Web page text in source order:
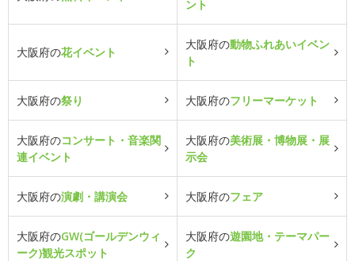
ント
大阪府の花イベント
大阪府の動物ふれあいイベン
ト
大阪府の祭り 大阪府のフリーマーケット
大阪府のコンサート・音楽関
連イベント
大阪府の美術展・博物展・展
示会
大阪府の演劇・講演会 大阪府のフェア
大阪府のGW(ゴールデンウィ
ーク)観光スポット
大阪府の遊園地・テーマパー
ク